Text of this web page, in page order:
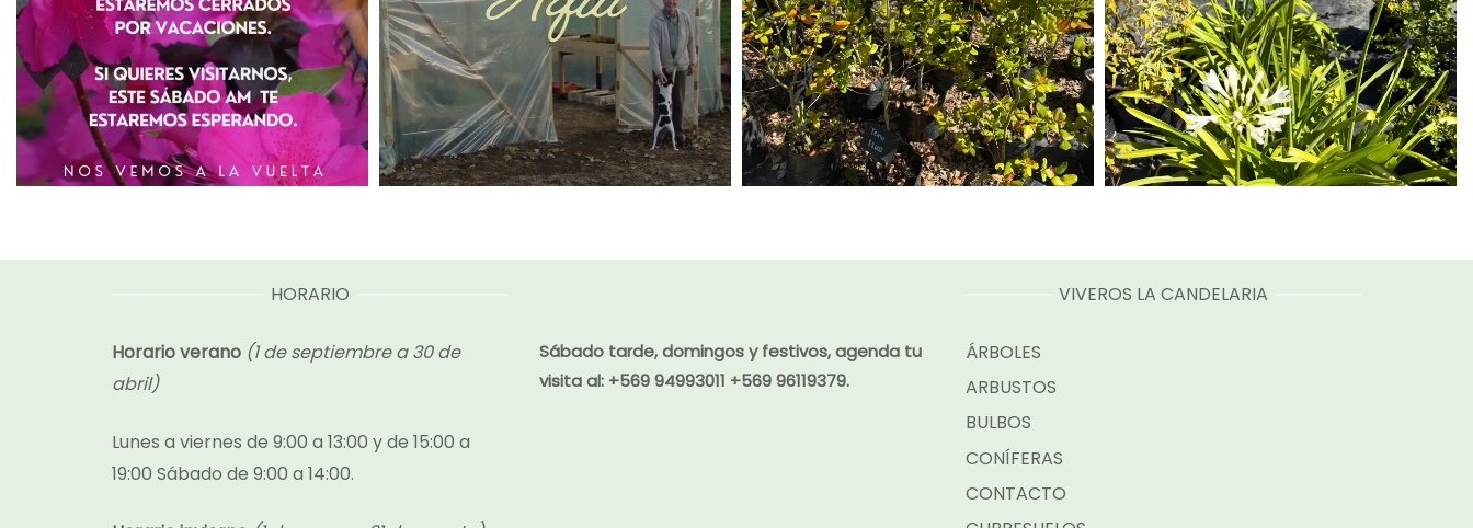
HORARIO
Horario verano (1 de septiembre a 30 de
abril)
Lunes a viernes de 9:00 a 13:00 y de 15:00 a
19:00 Sábado de 9:00 a 14:00.
Sábado tarde, domingos y festivos, agenda tu
visita al: +569 94993011 +569 96119379.
VIVEROS LA CANDELARIA
ÁRBOLES
ARBUSTOS
BULBOS
CONÍFERAS
CONTACTO